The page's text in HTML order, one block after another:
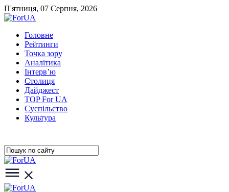
П'ятниця, 07 Серпня, 2026
Головне
Рейтинги
Точка зору
Аналітика
Інтерв’ю
Столиця
Дайджест
TOP For UA
Суспiльство
Культура